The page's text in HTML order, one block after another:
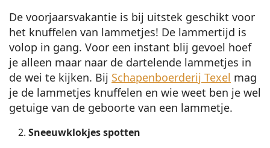
De voorjaarsvakantie is bij uitstek geschikt voor
het knuffelen van lammetjes! De lammertijd is
volop in gang. Voor een instant blij gevoel hoef
je alleen maar naar de dartelende lammetjes in
de wei te kijken. Bij Schapenboerderij Texel mag
je de lammetjes knuffelen en wie weet ben je wel
getuige van de geboorte van een lammetje.
Sneeuwklokjes spotten